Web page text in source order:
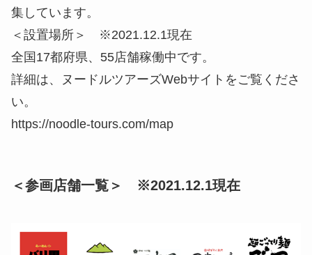
集しています。
＜設置場所＞ ※2021.12.1現在
全国17都府県、55店舗稼働中です。
詳細は、ヌードルツアーズWebサイトをご覧くださ
い。
https://noodle-tours.com/map
＜参画店舗一覧＞ ※2021.12.1現在